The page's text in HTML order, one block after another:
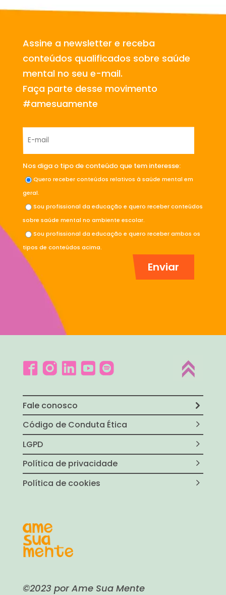
Assine a newsletter e receba
conteúdos qualificados sobre saúde
mental no seu e-mail.
Faça parte desse movimento
#amesuamente
Nos diga o tipo de conteúdo que tem interesse:
Quero receber conteúdos relativos à saúde mental em
geral.
Sou profissional da educação e quero receber conteúdos
sobre saúde mental no ambiente escolar.
Sou profissional da educação e quero receber ambos os
tipos de conteúdos acima.
Fale conosco
Código de Conduta Ética
LGPD
Política de privacidade
Política de cookies
©2023 por Ame Sua Mente